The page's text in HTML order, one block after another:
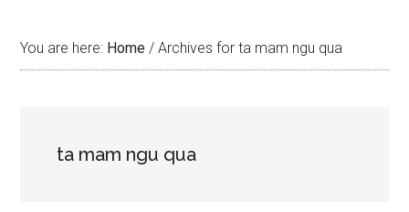
You are here: Home / Archives for ta mam ngu qua
ta mam ngu qua